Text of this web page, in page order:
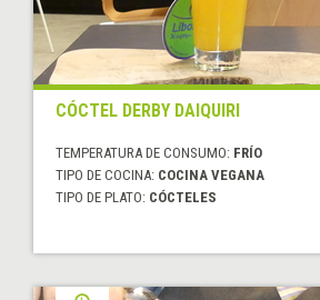
CÓCTEL DERBY DAIQUIRI
TEMPERATURA DE CONSUMO: FRÍO
TIPO DE COCINA: COCINA VEGANA
TIPO DE PLATO: CÓCTELES